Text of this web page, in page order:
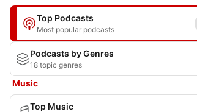
Top Podcasts
Most popular podcasts
Podcasts by Genres
18 topic genres
Music
Top Music